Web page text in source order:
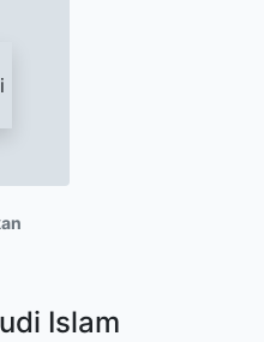
Islam